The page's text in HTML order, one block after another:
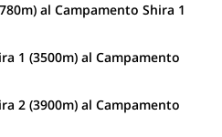
al Campamento Shira 1
1 (3500m) al Campamento
2 (3900m) al Campamento